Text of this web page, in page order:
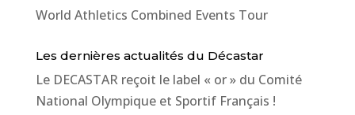
World Athletics Combined Events Tour
Les dernières actualités du Décastar
Le DECASTAR reçoit le label « or » du Comité
National Olympique et Sportif Français !